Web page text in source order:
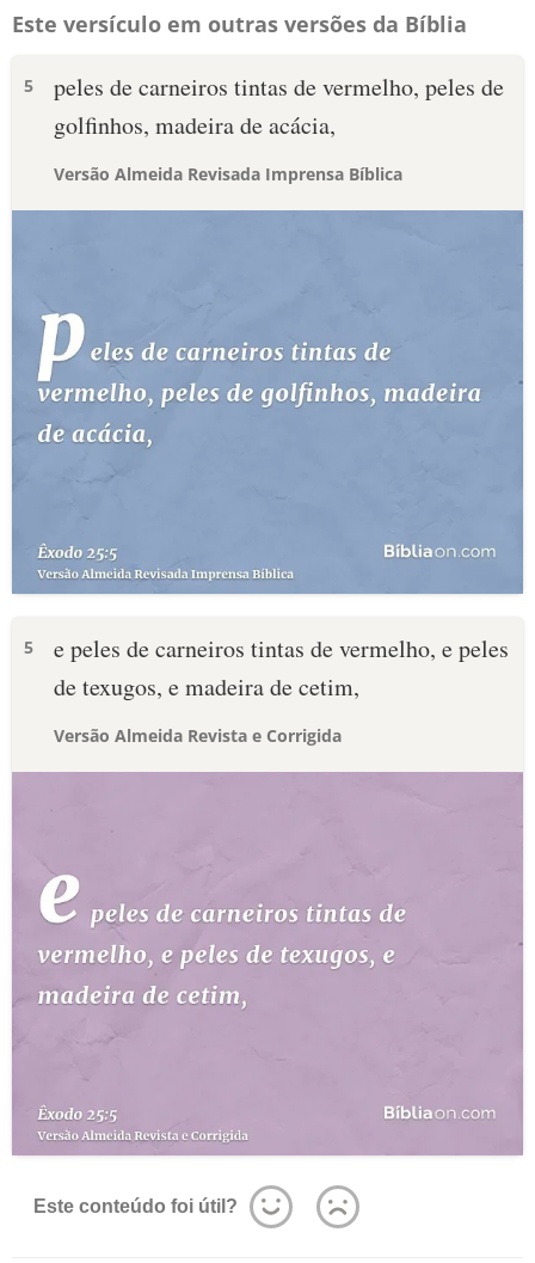
Este versículo em outras versões da Bíblia
5
peles de carneiros tintas de vermelho, peles de
golfinhos, madeira de acácia,
Versão Almeida Revisada Imprensa Bíblica
5
e peles de carneiros tintas de vermelho, e peles
de texugos, e madeira de cetim,
Versão Almeida Revista e Corrigida
Este conteúdo foi útil?